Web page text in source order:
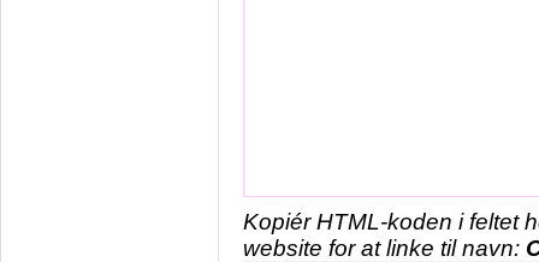
Kopiér HTML-koden i feltet
website for at linke til navn: